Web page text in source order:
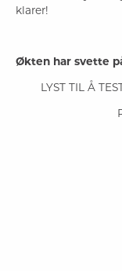
klarer!
Økten har svette
LYST TIL Å